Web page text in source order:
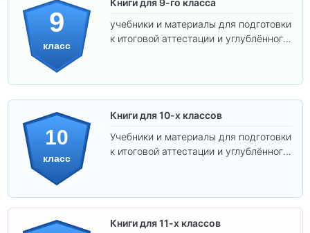
9
класс
Книги для 9-го класса
учебники и материалы для подготовки
к итоговой аттестации и углублённого
10
класс
Книги для 10-х классов
Учебники и материалы для подготовки
к итоговой аттестации и углублённого
Книги для 11-х классов